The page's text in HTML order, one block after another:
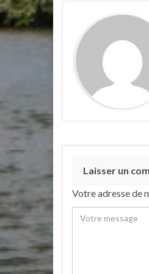
Laisser un
Votre adresse de